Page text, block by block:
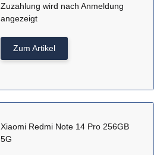
Zuzahlung wird nach Anmeldung
angezeigt
Zum Artikel
Xiaomi Redmi Note 14 Pro 256GB
5G